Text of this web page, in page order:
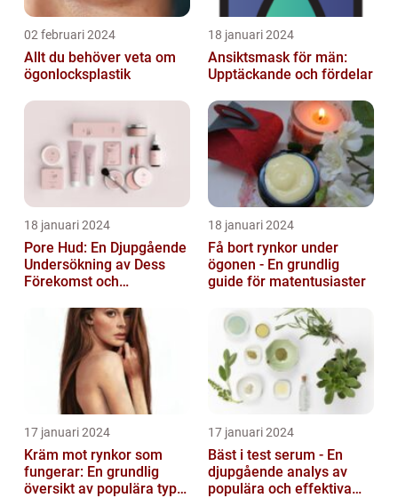
02 februari 2024
Allt du behöver veta om
ögonlocksplastik
18 januari 2024
Ansiktsmask för män:
Upptäckande och fördelar
18 januari 2024
Pore Hud: En Djupgående
Undersökning av Dess
Förekomst och
18 januari 2024
Få bort rynkor under
ögonen - En grundlig
guide för matentusiaster
17 januari 2024
Kräm mot rynkor som
fungerar: En grundlig
översikt av populära typer
17 januari 2024
Bäst i test serum - En
djupgående analys av
populära och effektiva